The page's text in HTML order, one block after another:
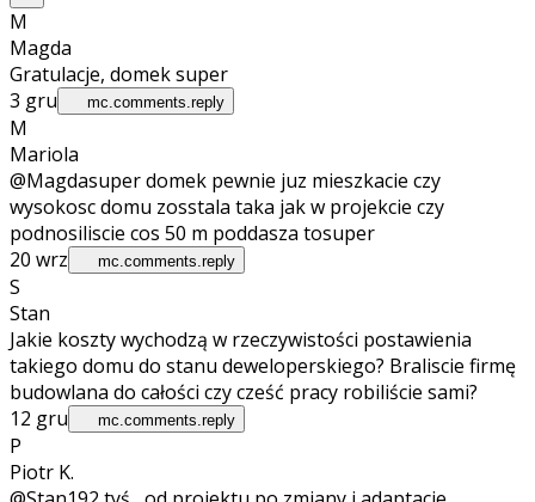
M
Magda
Gratulacje, domek super
3 gru
mc.comments.reply
M
Mariola
@Magdasuper domek pewnie juz mieszkacie czy
wysokosc domu zosstala taka jak w projekcie czy
podnosiliscie cos 50 m poddasza tosuper
20 wrz
mc.comments.reply
S
Stan
Jakie koszty wychodzą w rzeczywistości postawienia
takiego domu do stanu deweloperskiego? Braliscie firmę
budowlana do całości czy cześć pracy robiliście sami?
12 gru
mc.comments.reply
P
Piotr K.